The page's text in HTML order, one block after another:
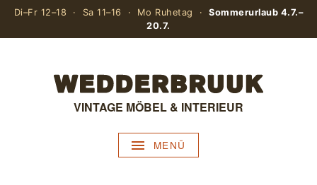
Di–Fr 12–18 · Sa 11–16 · Mo Ruhetag ·Sommerurlaub 4.7.–
20.7.
VINTAGE MÖBEL & INTERIEUR
MENÜ